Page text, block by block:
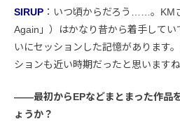
SIRUP ：いつ頃からだろう……。KM
Again」）はかなり昔から着手してい
いにセッションした記憶があります
ションも近い時期だったと思いますね
――最初からEPなどまとまった作品
ょうか？